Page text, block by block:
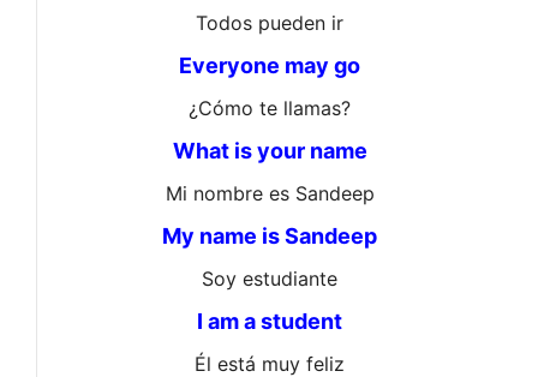
Todos pueden ir
Everyone may go
¿Cómo te llamas?
What is your name
Mi nombre es Sandeep
My name is Sandeep
Soy estudiante
I am a student
Él está muy feliz